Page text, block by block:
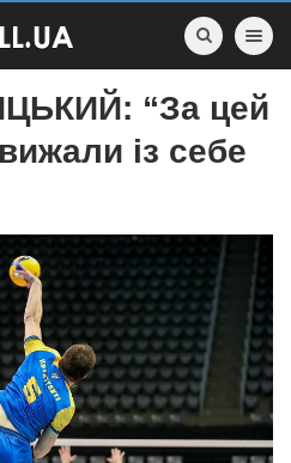
Toggle
“За цей
із себе